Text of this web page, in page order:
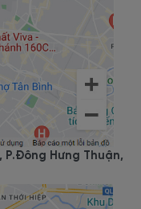
P.Đông Hưng Thuận,